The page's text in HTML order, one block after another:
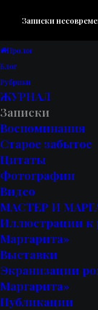
Записки
Пролог
Блог
Рубрики
ЖУРНАЛ
Записки
Воспоминания
Старое забытое
Цитаты
Фотографии
Видео
МАСТЕР И
Иллюстрации к
Маргарита»
Выставки
Экранизации
Маргарита»
Публикации
Вы